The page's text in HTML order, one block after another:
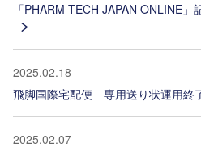
「PHARM TECH JAPAN ONLINE
2025.02.18
飛脚国際宅配便 専用送り状運用終
2025.02.07